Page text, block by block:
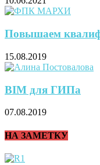
Повышаем
15.08.2019
BIM для ГИПа
07.08.2019
НА ЗАМЕТКУ